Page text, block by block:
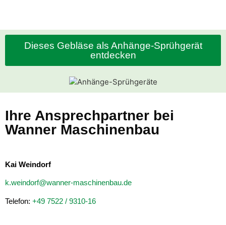
Dieses Gebläse als Anhänge-Sprühgerät
entdecken
Ihre Ansprechpartner bei
Wanner Maschinenbau
Kai Weindorf
k.weindorf@wanner-maschinenbau.de
Telefon: +49 7522 / 9310-16